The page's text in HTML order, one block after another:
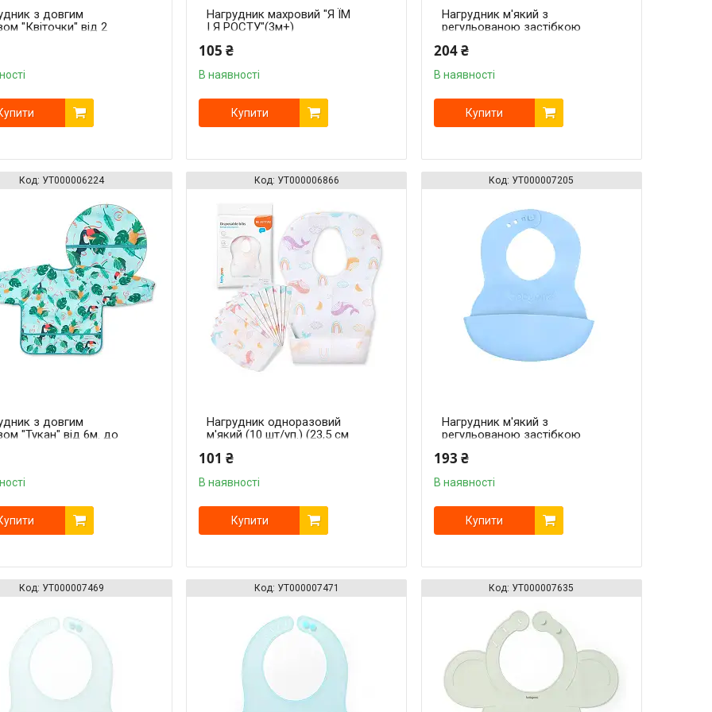
з довгим
"Квіточки" від 2
Нагрудник махровий "Я ЇМ
І Я РОСТУ"(3м+)
105 ₴
В наявності
Купити
Нагрудник м'який з
регульованою застібкою
204 ₴
В наявності
Купити
УТ000006224
з довгим
"Тукан" від 6м. до
УТ000006866
Нагрудник одноразовий
м'який (10 шт/уп.) (23,5 см
101 ₴
В наявності
Купити
УТ000007205
Нагрудник м'який з
регульованою застібкою
блакитний) "BabyOno"
193 ₴
В наявності
Купити
УТ000007469 УТ000007471 УТ000007635